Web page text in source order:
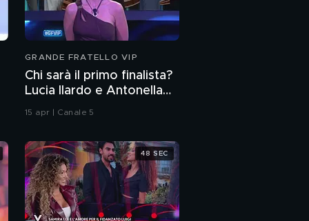
Patrizia De Blanc
Iva Zanicchi
"Perdono, perdono,
perdono..."
GRANDE FRATELLO VIP
Chi sarà il primo finalista?
Lucia Ilardo e Antonella
Elia sono le prime VIP al
15 apr | Canale 5
48 SEC